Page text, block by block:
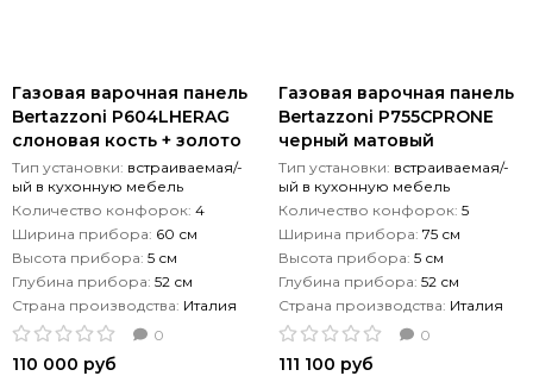
Газовая варочная панель
Bertazzoni P604LHERAG
слоновая кость + золото
Тип установки: встраиваемая/-
ый в кухонную мебель
Количество конфорок: 4
Ширина прибора: 60 см
Высота прибора: 5 см
Глубина прибора: 52 см
Страна производства: Италия
0
110 000 руб
Газовая варочная панель
Bertazzoni P755СPRONE
черный матовый
Тип установки: встраиваемая/-
ый в кухонную мебель
Количество конфорок: 5
Ширина прибора: 75 см
Высота прибора: 5 см
Глубина прибора: 52 см
Страна производства: Италия
0
111 100 руб